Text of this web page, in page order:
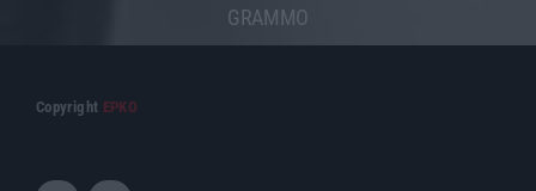
GRAMMO
Copyright ΕΡΚΟ